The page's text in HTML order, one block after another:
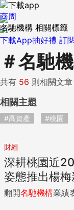
下載App抽好禮 訂
商周
名馳機構 相關標籤
＃名馳
共有 56 則相關文章
相關主題
#高資產 #桃園
財經
深耕桃園近
姿態推出楊梅
翻開名馳機構業績